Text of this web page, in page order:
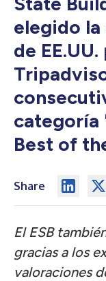
elegido la
de
categoría
Best of
Share
El ESB
gracias a los
valoraciones